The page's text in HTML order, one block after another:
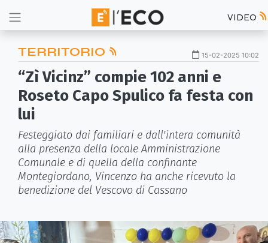
VIDEO
TERRITORIO 15-02-2025 10:02
“Zì Vicinz” compie 102 anni e
Roseto Capo Spulico fa festa con
lui
Festeggiato dai familiari e dall'intera comunità
alla presenza della locale Amministrazione
Comunale e di quella della confinante
Montegiordano, Vincenzo ha anche ricevuto la
benedizione del Vescovo di Cassano